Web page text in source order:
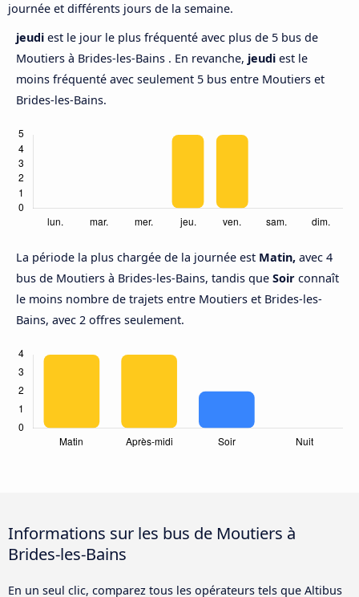
journée et différents jours de la semaine.
jeudi est le jour le plus fréquenté avec plus de 5 bus de
Moutiers à Brides-les-Bains . En revanche, jeudi est le
moins fréquenté avec seulement 5 bus entre Moutiers et
Brides-les-Bains.
La période la plus chargée de la journée est Matin, avec 4
bus de Moutiers à Brides-les-Bains, tandis que Soir connaît
le moins nombre de trajets entre Moutiers et Brides-les-
Bains, avec 2 offres seulement.
Informations sur les bus de Moutiers à
Brides-les-Bains
En un seul clic, comparez tous les opérateurs tels que Altibus